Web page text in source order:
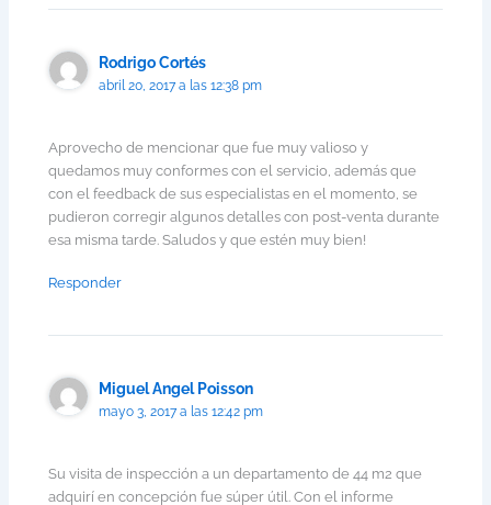
Rodrigo Cortés
abril 20, 2017 a las 12:38 pm
Aprovecho de mencionar que fue muy valioso y
quedamos muy conformes con el servicio, además que
con el feedback de sus especialistas en el momento, se
pudieron corregir algunos detalles con post-venta durante
esa misma tarde. Saludos y que estén muy bien!
Responder
Miguel Angel Poisson
mayo 3, 2017 a las 12:42 pm
Su visita de inspección a un departamento de 44 m2 que
adquirí en concepción fue súper útil. Con el informe